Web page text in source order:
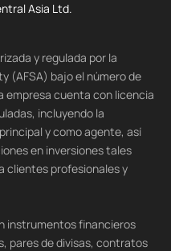
Asia Ltd.
y regulada por la
(AFSA) bajo el número de
empresa cuenta con licencia
incluyendo la
y como agente, así
en inversiones tales
clientes profesionales y
instrumentos financieros
pares de divisas, contratos